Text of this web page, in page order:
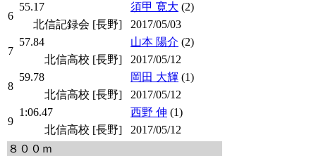
6
55.17 須甲 寛大 (2)
北信記録会 [長野]
2017/05/03
7
57.84 山本 陽介 (2)
北信高校 [長野]
2017/05/12
8
59.78 岡田 大輝 (1)
北信高校 [長野]
2017/05/12
9
1:06.47 西野 伸 (1)
北信高校 [長野]
2017/05/12
８００ｍ